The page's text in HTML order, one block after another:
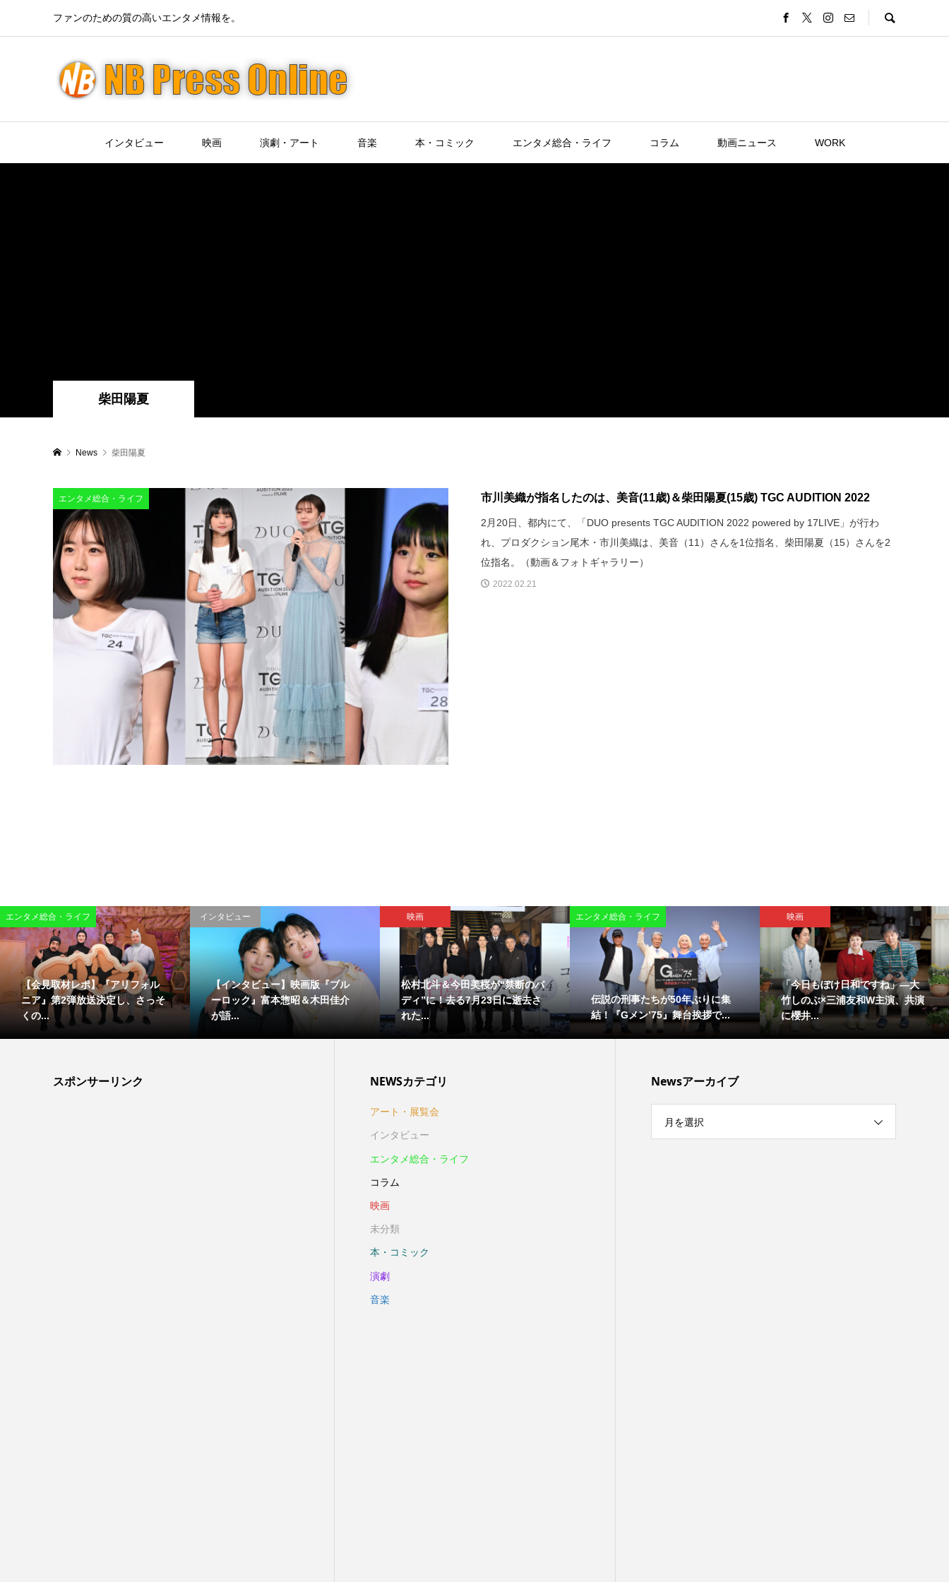
ファンのための質の高いエンタメ情報を。
インタビュー 映画 演劇・アート 音楽 本・コミック エンタメ総合・ライフ コラム 動画ニュース WORK
柴田陽夏
News 柴田陽夏
エンタメ総合・ライフ 市川美織が指名したのは、美音(11歳)＆柴田陽夏(15歳) TGC AUDITION 2022
2月20日、都内にて、「DUO presents TGC AUDITION 2022 powered by 17LIVE」が行わ
れ、プロダクション尾木・市川美織は、美音（11）さんを1位指名、柴田陽夏（15）さんを2
位指名。（動画＆フォトギャラリー）
2022.02.21
エンタメ総合・ライフ
【会見取材レポ】『アリフォル
ニア』第2弾放送決定し、さっそ
くの...
インタビュー
【インタビュー】映画版『ブル
ーロック』富本惣昭＆木田佳介
が語...
映画
松村北斗＆今田美桜が“禁断のバ
ディ”に！去る7月23日に逝去さ
れた...
エンタメ総合・ライフ
伝説の刑事たちが50年ぶりに集
結！『Gメン’75』舞台挨拶で...
映画
「今日もぼけ日和ですね」―大
竹しのぶ×三浦友和W主演、共演
に櫻井...
スポンサーリンク NEWSカテゴリ
アート・展覧会
インタビュー
エンタメ総合・ライフ
コラム
映画
未分類
本・コミック
演劇
音楽
Newsアーカイブ
月を選択